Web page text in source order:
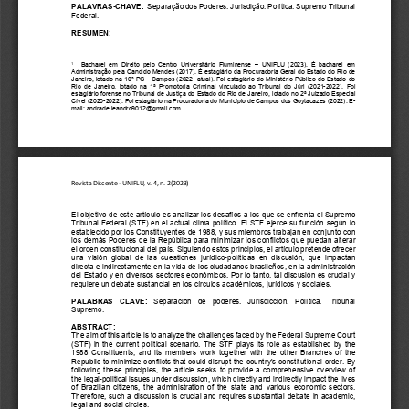
PALAVRAS-CHAVE: Separação dos Poderes. Jurisdição. Política. Supremo Tribunal
Federal.
RESUMEN:
1
Bacharel  em  Direito  pelo  Centro  Universitário  Fluminense  –  UNIFLU  (2023).  É  bacharel  em
Administração pela Candido Mendes (2017). É estagiário da Procuradoria Geral do Estado do Rio de
Janeiro, lotado na 10ª PG - Campos (2022- atual). Foi estagiário do Ministério Público do Estado do
Rio  de  Janeiro,  lotado  na  1ª  Promotoria  Criminal  vinculado  ao  Tribunal  do  Júri  (2021-2022).  Foi
estagiário forense no Tribunal de Justiça do Estado do Rio de Janeiro, lotado no 2ª Juizado Especial
Cível (2020-2022). Foi estagiário na Procuradoria do Município de Campos dos Goytacazes (2022). E-
mail: andrade.leandro9012@gmail.com
Revista Discente - UNIFLU, v. 4, n. 2(2023)
El objetivo de este artículo es analizar los desafíos a los que se enfrenta el Supremo
Tribunal Federal (STF) en el actual clima político. El STF ejerce su función según lo
establecido por los Constituyentes de 1988, y sus miembros trabajan en conjunto con
los demás Poderes de la República para minimizar los conflictos que puedan alterar
el orden constitucional del país. Siguiendo estos principios, el artículo pretende ofrecer
una  visión  global  de  las  cuestiones  jurídico-políticas  en  discusión,  que  impactan
directa e indirectamente en la vida de los ciudadanos brasileños, en la administración
del Estado y en diversos sectores económicos. Por lo tanto, tal discusión es crucial y
requiere un debate sustancial en los círculos académicos, jurídicos y sociales.
PALABRAS  CLAVE:
Separación  de  poderes.  Jurisdicción.  Política.  Tribunal
Supremo.
ABSTRACT:
The aim of this article is to analyze the challenges faced by the Federal Supreme Court
(STF) in the current political scenario. The STF plays its role as established by the
1988 Constituents, and its members work together with the other Branches of the
Republic to minimize conflicts that could disrupt the country's constitutional order. By
following these principles, the article seeks to provide a comprehensive overview of
the legal-political issues under discussion, which directly and indirectly impact the lives
of Brazilian citizens, the administration of the state and various economic sectors.
Therefore, such a discussion is crucial and requires substantial debate in academic,
legal and social circles.